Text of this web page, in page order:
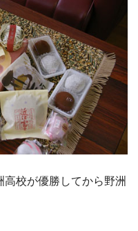
校が優勝してから野洲